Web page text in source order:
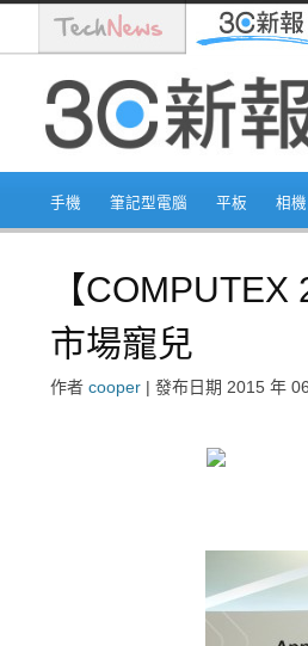
手機 筆記型電腦 平板 相機
【
市場寵兒
作者 cooper | 發布日期 2015 年